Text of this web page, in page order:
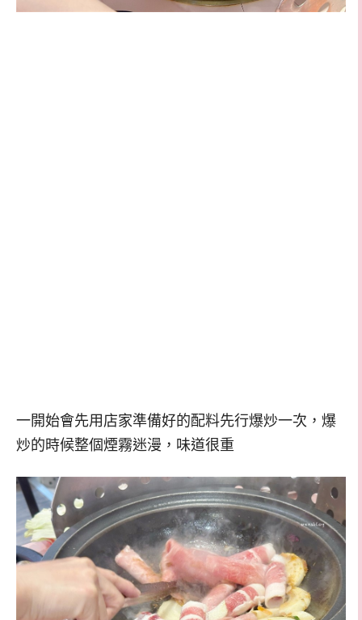
一開始會先用店家準備好的配料先行爆炒一次，爆
炒的時候整個煙霧迷漫，味道很重